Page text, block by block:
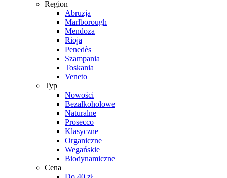
Region
Abruzja
Marlborough
Mendoza
Rioja
Penedès
Szampania
Toskania
Veneto
Typ
Nowości
Bezalkoholowe
Naturalne
Prosecco
Klasyczne
Organiczne
Wegańskie
Biodynamiczne
Cena